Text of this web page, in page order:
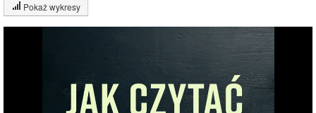
Pokaż wykresy
Wykres składu produktu
Pozostałe (14%)